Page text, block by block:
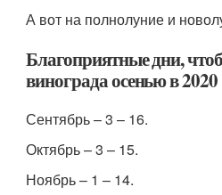
А вот на полнолуние и
Благоприятные дни,
винограда осенью в 2020
Сентябрь – 3 – 16.
Октябрь – 3 – 15.
Ноябрь – 1 – 14.